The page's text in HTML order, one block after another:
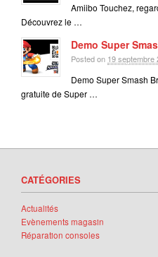
Amiibo Touchez,
Découvrez le …
Demo Super
Posted on 19 septembre
Demo Super Smash
gratuite de Super …
CATÉGORIES
Actualités
Evènements magasin
Réparation consoles